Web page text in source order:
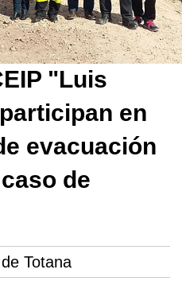
"Luis
en
evacuación
de
Totana